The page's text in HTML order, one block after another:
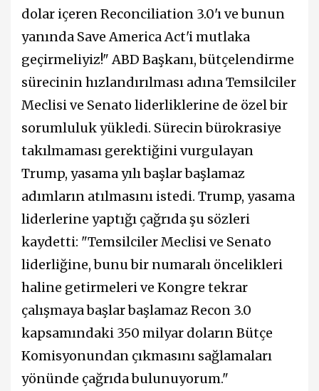
dolar içeren Reconciliation 3.0'ı ve bunun
yanında Save America Act'i mutlaka
geçirmeliyiz!" ABD Başkanı, bütçelendirme
sürecinin hızlandırılması adına Temsilciler
Meclisi ve Senato liderliklerine de özel bir
sorumluluk yükledi. Sürecin bürokrasiye
takılmaması gerektiğini vurgulayan
Trump, yasama yılı başlar başlamaz
adımların atılmasını istedi. Trump, yasama
liderlerine yaptığı çağrıda şu sözleri
kaydetti: "Temsilciler Meclisi ve Senato
liderliğine, bunu bir numaralı öncelikleri
haline getirmeleri ve Kongre tekrar
çalışmaya başlar başlamaz Recon 3.0
kapsamındaki 350 milyar doların Bütçe
Komisyonundan çıkmasını sağlamaları
yönünde çağrıda bulunuyorum."